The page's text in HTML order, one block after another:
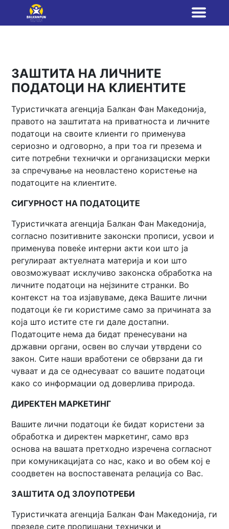
ЗАШТИТА НА ЛИЧНИТЕ
ПОДАТОЦИ НА КЛИЕНТИТЕ
Туристичката агенција Балкан Фан Македонија,
правото на заштитата на приватноста и личните
податоци на своите клиенти го применува
сериозно и одговорно, а при тоа ги презема и
сите потребни технички и организациски мерки
за спречување на неовластено користење на
податоците на клиентите.
СИГУРНОСТ НА ПОДАТОЦИТЕ
Туристичката агенција Балкан Фан Македонија,
согласно позитивните законски прописи, усвои и
применува повеќе интерни акти кои што ја
регулираат актуелната материја и кои што
овозможуваат исклучиво законска обработка на
личните податоци на нејзините странки. Во
контекст на тоа изјавуваме, дека Вашите лични
податоци ќе ги користиме само за причината за
која што истите сте ги дале достапни.
Податоците нема да бидат пренесувани на
државни органи, освен во случаи утврдени со
закон. Сите наши вработени се обврзани да ги
чуваат и да се однесуваат со вашите податоци
како со информации од доверлива природа.
ДИРЕКТЕН МАРКЕТИНГ
Вашите лични податоци ќе бидат користени за
обработка и директен маркетинг, само врз
основа на вашата претходнo изречeна согласнот
при комуникацијата со нас, како и во обем кој е
соодветен на воспоставената релација со Вас.
ЗАШТИТА ОД ЗЛОУПОТРЕБИ
Туристичката агенција Балкан Фан Македонија, ги
презеде сите пропишани технички и